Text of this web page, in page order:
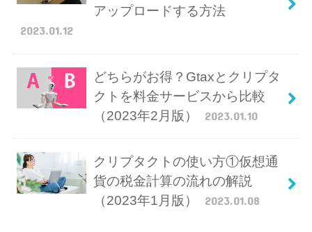
アップロードする方法
2023.01.12
どちらがお得？Gtaxとクリプタ
クトを料金サービスから比較
（2023年2月版）
2023.01.10
クリプタクトの使い方①仮想通
貨の税金計算の流れの解説
（2023年1月版）
2023.01.08